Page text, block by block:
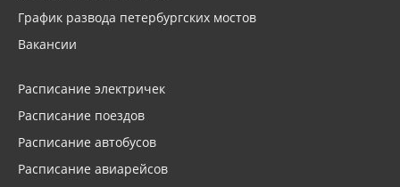
График развода петербургских мостов
Вакансии
Расписание электричек
Расписание поездов
Расписание автобусов
Расписание авиарейсов